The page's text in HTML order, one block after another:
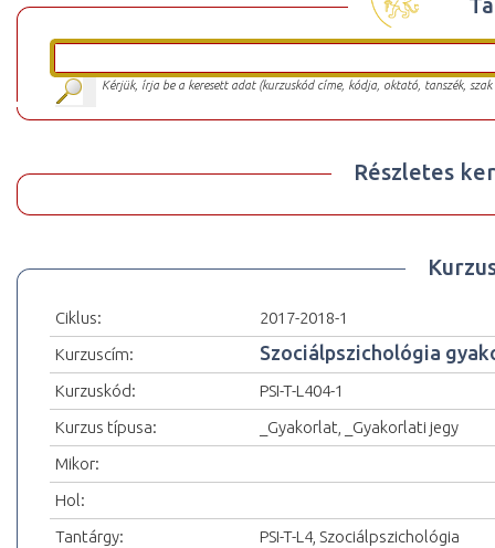
Kérjük, írja be a keresett adat (kurzuskód címe, kódja, oktató, tanszék,
Részletes
Ciklus:
2017-2018-1
Kurzuscím:
Szociálpszichológia
Kurzuskód:
PSI-T-L404-1
Kurzus típusa:
_Gyakorlat, _Gyakorlati jegy
Mikor:
Hol:
Tantárgy:
PSI-T-L4, Szociálpszichológia